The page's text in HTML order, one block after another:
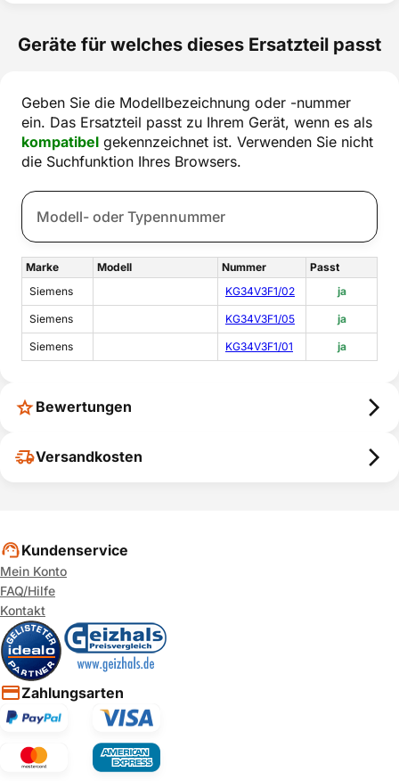
Geräte für welches dieses Ersatzteil passt
Geben Sie die Modellbezeichnung oder -nummer
ein. Das Ersatzteil passt zu Ihrem Gerät, wenn es als
kompatibel gekennzeichnet ist. Verwenden Sie nicht
die Suchfunktion Ihres Browsers.
Marke Modell Nummer
Passt
Siemens
KG34V3F1/02 ja
Siemens KG34V3F1/05 ja
Siemens KG34V3F1/01 ja
Bewertungen
Versandkosten
Kundenservice
Mein Konto
FAQ/Hilfe
Kontakt
Zahlungsarten